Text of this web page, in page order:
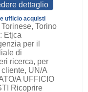
dettaglio
ufficio acquisti
Torino
Etjca
per il
di
ricerca, per
UN/A
A UFFICIO
Ricoprire